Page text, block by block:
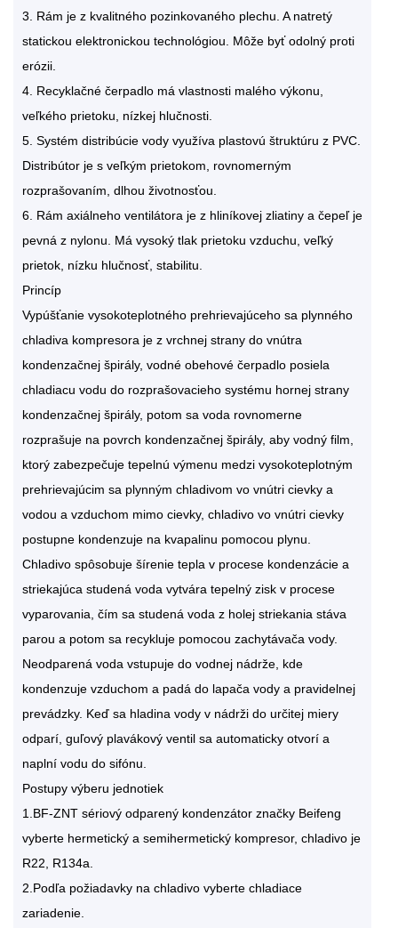
3. Rám je z kvalitného pozinkovaného plechu. A natretý
statickou elektronickou technológiou. Môže byť odolný proti
erózii.
4. Recyklačné čerpadlo má vlastnosti malého výkonu,
veľkého prietoku, nízkej hlučnosti.
5. Systém distribúcie vody využíva plastovú štruktúru z PVC.
Distribútor je s veľkým prietokom, rovnomerným
rozprašovaním, dlhou životnosťou.
6. Rám axiálneho ventilátora je z hliníkovej zliatiny a čepeľ je
pevná z nylonu. Má vysoký tlak prietoku vzduchu, veľký
prietok, nízku hlučnosť, stabilitu.
Princíp
Vypúšťanie vysokoteplotného prehrievajúceho sa plynného
chladiva kompresora je z vrchnej strany do vnútra
kondenzačnej špirály, vodné obehové čerpadlo posiela
chladiacu vodu do rozprašovacieho systému hornej strany
kondenzačnej špirály, potom sa voda rovnomerne
rozprašuje na povrch kondenzačnej špirály, aby vodný film,
ktorý zabezpečuje tepelnú výmenu medzi vysokoteplotným
prehrievajúcim sa plynným chladivom vo vnútri cievky a
vodou a vzduchom mimo cievky, chladivo vo vnútri cievky
postupne kondenzuje na kvapalinu pomocou plynu.
Chladivo spôsobuje šírenie tepla v procese kondenzácie a
striekajúca studená voda vytvára tepelný zisk v procese
vyparovania, čím sa studená voda z holej striekania stáva
parou a potom sa recykluje pomocou zachytávača vody.
Neodparená voda vstupuje do vodnej nádrže, kde
kondenzuje vzduchom a padá do lapača vody a pravidelnej
prevádzky. Keď sa hladina vody v nádrži do určitej miery
odparí, guľový plavákový ventil sa automaticky otvorí a
naplní vodu do sifónu.
Postupy výberu jednotiek
1.BF-ZNT sériový odparený kondenzátor značky Beifeng
vyberte hermetický a semihermetický kompresor, chladivo je
R22, R134a.
2.Podľa požiadavky na chladivo vyberte chladiace
zariadenie.